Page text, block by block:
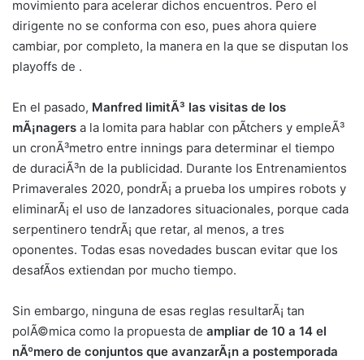
movimiento para acelerar dichos encuentros. Pero el
dirigente no se conforma con eso, pues ahora quiere
cambiar, por completo, la manera en la que se disputan los
playoffs de .
En el pasado, Manfred limitÃ³ las visitas de los
mÃ¡nagers a la lomita para hablar con pÃ­tchers y empleÃ³
un cronÃ³metro entre innings para determinar el tiempo
de duraciÃ³n de la publicidad. Durante los Entrenamientos
Primaverales 2020, pondrÃ¡ a prueba los umpires robots y
eliminarÃ¡ el uso de lanzadores situacionales, porque cada
serpentinero tendrÃ¡ que retar, al menos, a tres
oponentes. Todas esas novedades buscan evitar que los
desafÃ­os extiendan por mucho tiempo.
Sin embargo, ninguna de esas reglas resultarÃ¡ tan
polÃ©mica como la propuesta de ampliar de 10 a 14 el
nÃºmero de conjuntos que avanzarÃ¡n a postemporada